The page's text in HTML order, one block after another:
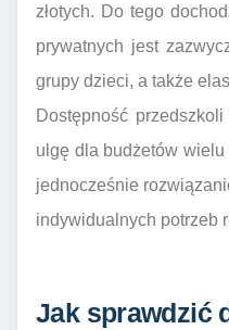
złotych. Do tego
prywatnych jest
grupy dzieci, a także
Dostępność
ulgę dla budżetów
jednocześnie
indywidualnych potrzeb
Jak sprawdzić